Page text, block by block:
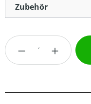
Zubehör
Produkt Anzahl: